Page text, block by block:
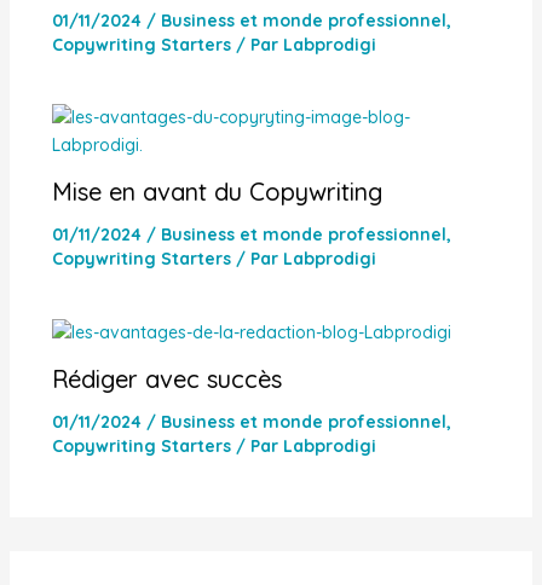
01/11/2024 / Business et monde professionnel,
Copywriting Starters/ Par Labprodigi
Mise en avant du Copywriting
01/11/2024 / Business et monde professionnel,
Copywriting Starters/ Par Labprodigi
Rédiger avec succès
01/11/2024 / Business et monde professionnel,
Copywriting Starters/ Par Labprodigi